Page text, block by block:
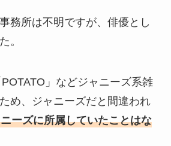
務所は不明ですが、俳優とし
。
POTATO」などジャニーズ系雑
め、ジャニーズだと間違われ
ーズに所属していたことはな